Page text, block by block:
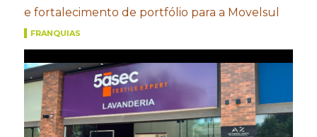
e fortalecimento de portfólio para a Movelsul
FRANQUIAS